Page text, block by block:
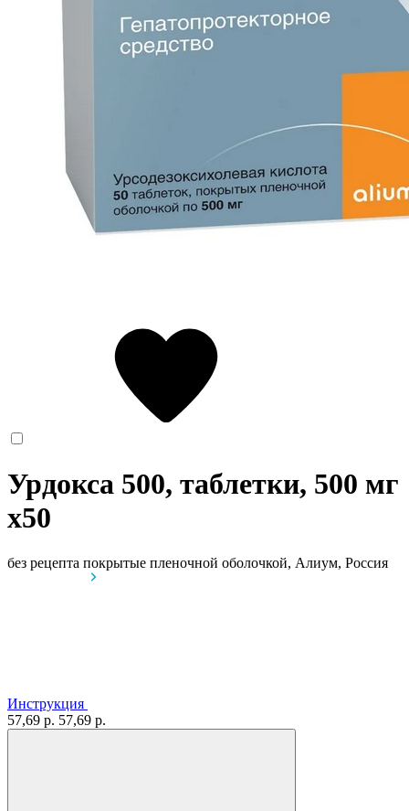
Урдокса 500, таблетки, 500 мг
x50
без рецепта покрытые пленочной оболочкой, Алиум, Россия
Инструкция
57,69 р. 57,69 р.